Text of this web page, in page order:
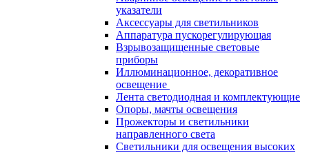
указатели
Аксессуары для светильников
Аппаратура пускорегулирующая
Взрывозащищенные световые
приборы
Иллюминационное, декоративное
освещение
Лента светодиодная и комплектующие
Опоры, мачты освещения
Прожекторы и светильники
направленного света
Светильники для освещения высоких